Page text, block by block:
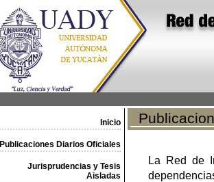
Inicio
Publicaciones Diarios Oficiales
Jurisprudencias y Tesis
Aisladas
La Red de